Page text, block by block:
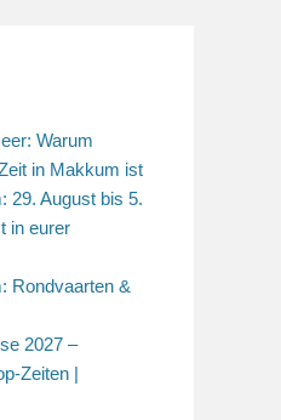
Warum
in Makkum ist
29. August bis 5.
in eurer
Rondvaarten &
2027 –
Zeiten |